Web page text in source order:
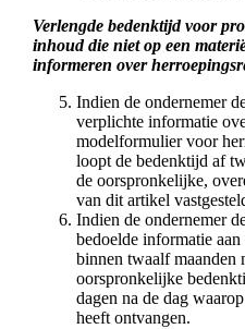
Verlengde bedenktijd voor
inhoud die niet op een
informeren over
Indien de ondernemer
verplichte informatie
modelformulier voor
loopt de bedenktijd af
de oorspronkelijke,
van dit artikel
Indien de ondernemer
bedoelde informatie
binnen twaalf maanden
oorspronkelijke
dagen na de dag
heeft ontvangen.